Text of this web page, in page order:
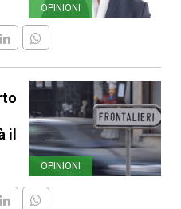
OPINIONI
il
OPINIONI